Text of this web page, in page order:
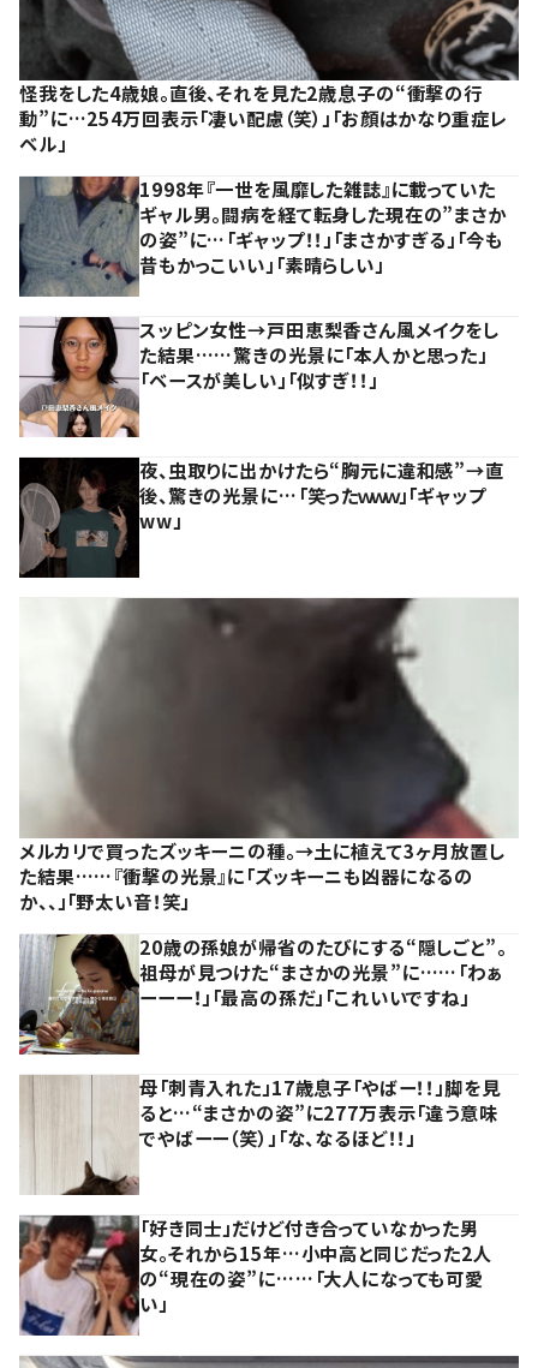
怪我をした4歳娘。直後、それを見た2歳息子の“衝撃の行
動”に…254万回表示「凄い配慮（笑）」「お顔はかなり重症レ
ベル」
1998年『一世を風靡した雑誌』に載っていた
ギャル男。闘病を経て転身した現在の”まさか
の姿”に…「ギャップ！！」「まさかすぎる」「今も
昔もかっこいい」「素晴らしい」
スッピン女性→戸田恵梨香さん風メイクをし
た結果……驚きの光景に「本人かと思った」
「ベースが美しい」「似すぎ！！」
夜、虫取りに出かけたら“胸元に違和感”→直
後、驚きの光景に…「笑ったｗｗｗ」「ギャップ
ww」
メルカリで買ったズッキーニの種。→土に植えて3ヶ月放置し
た結果……『衝撃の光景』に「ズッキーニも凶器になるの
か、、」「野太い音！笑」
20歳の孫娘が帰省のたびにする“隠しごと”。
祖母が見つけた“まさかの光景”に……「わぁ
ーーー！」「最高の孫だ」「これいいですね」
母「刺青入れた」17歳息子「やばー！！」脚を見
ると…“まさかの姿”に277万表示「違う意味
でやばーー（笑）」「な、なるほど！！」
「好き同士」だけど付き合っていなかった男
女。それから15年…小中高と同じだった2人
の“現在の姿”に……「大人になっても可愛
い」